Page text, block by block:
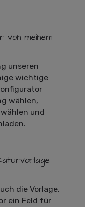
von meinem
unseren
wichtige
wählen,
und
die Vorlage.
ein Feld für